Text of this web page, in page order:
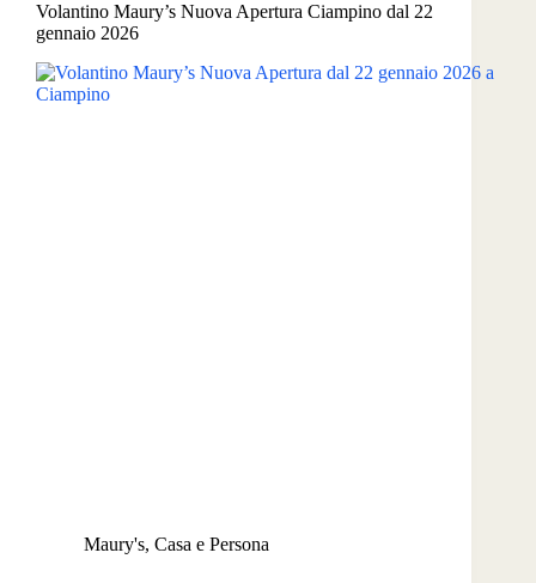
Volantino Maury’s Nuova Apertura Ciampino dal 22
gennaio 2026
Maury's, Casa e Persona